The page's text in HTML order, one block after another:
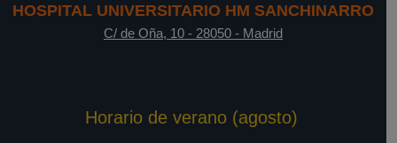
HOSPITAL UNIVERSITARIO HM SANCHINARRO
C/ de Oña, 10 - 28050 - Madrid
Horario de verano (agosto)